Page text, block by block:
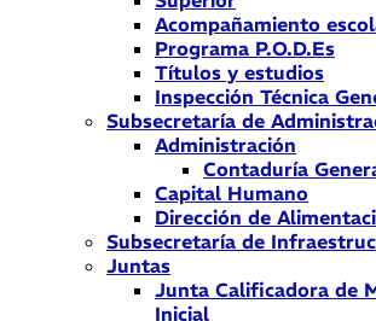
Acompañamiento
Programa P.O.D.Es
Títulos y estudios
Inspección Técnica
Subsecretaría de
Administración
Contaduría
Capital Humano
Dirección de
Subsecretaría de
Juntas
Junta Calificadora de
Inicial